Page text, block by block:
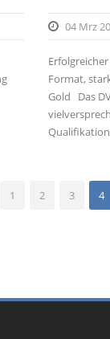
04 Mrz
Format,
Gold Das
1 2 3 4